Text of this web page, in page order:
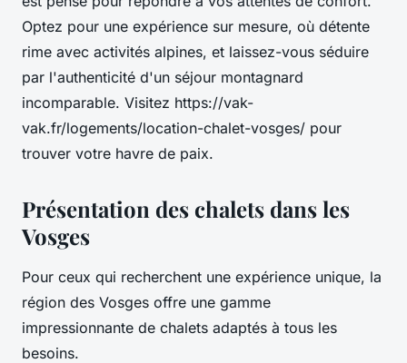
Optez pour une expérience sur mesure, où détente
rime avec activités alpines, et laissez-vous séduire
par l'authenticité d'un séjour montagnard
incomparable. Visitez https://vak-
vak.fr/logements/location-chalet-vosges/ pour
trouver votre havre de paix.
Présentation des chalets dans les
Vosges
Pour ceux qui recherchent une expérience unique, la
région des Vosges offre une gamme
impressionnante de chalets adaptés à tous les
besoins.